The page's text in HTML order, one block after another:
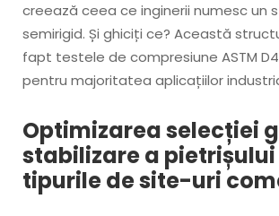
creează ceea ce inginerii numesc un
semirigid. Și ghiciți ce? Această
fapt testele de compresiune ASTM
pentru majoritatea aplicațiilor
Optimizarea selecției
stabilizare a
tipurile de site-uri